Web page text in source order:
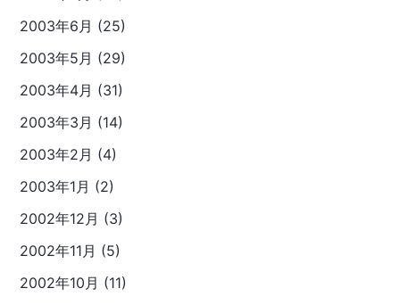
2003年6月 (25)
2003年5月 (29)
2003年4月 (31)
2003年3月 (14)
2003年2月 (4)
2003年1月 (2)
2002年12月 (3)
2002年11月 (5)
2002年10月 (11)